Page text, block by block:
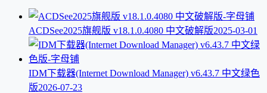
ACDSee2025旗舰版 v18.1.0.4080 中文破解版2025-03-01
IDM下载器(Internet Download Manager) v6.43.7 中文绿色
版2026-07-23